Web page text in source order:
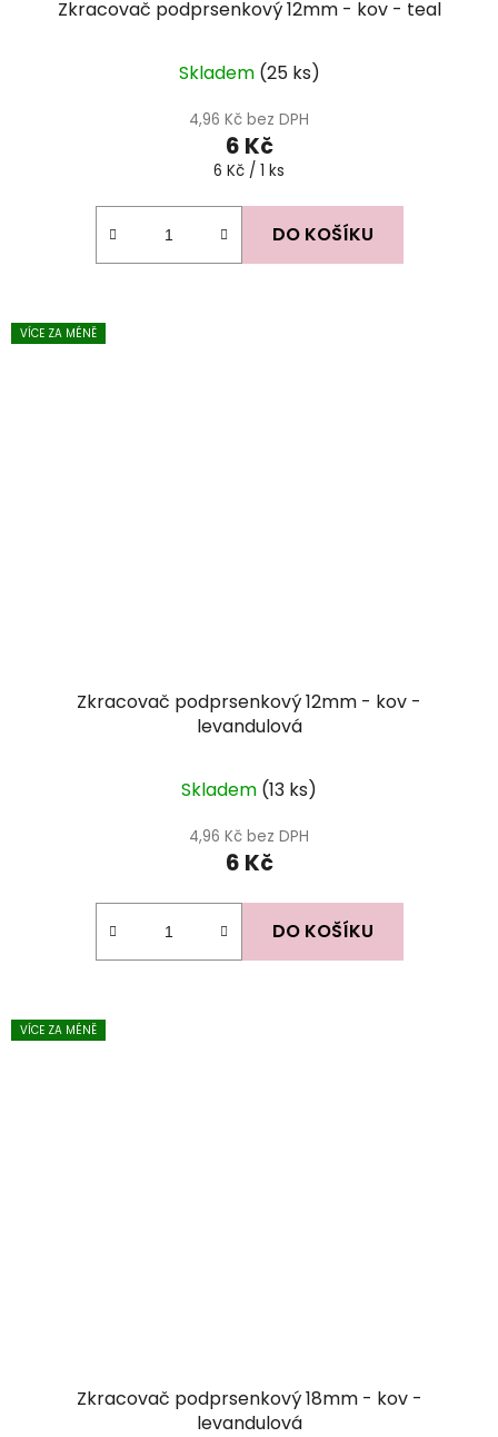
Zkracovač podprsenkový 12mm - kov - teal
Skladem (25 ks)
4,96 Kč bez DPH
6 Kč
Měrná
6 Kč / 1 ks
DO KOŠÍKU
VÍCE ZA MÉNĚ
Zkracovač podprsenkový 12mm - kov -
levandulová
Skladem (13 ks)
4,96 Kč bez DPH
6 Kč
DO KOŠÍKU
VÍCE ZA MÉNĚ
Zkracovač podprsenkový 18mm - kov -
levandulová